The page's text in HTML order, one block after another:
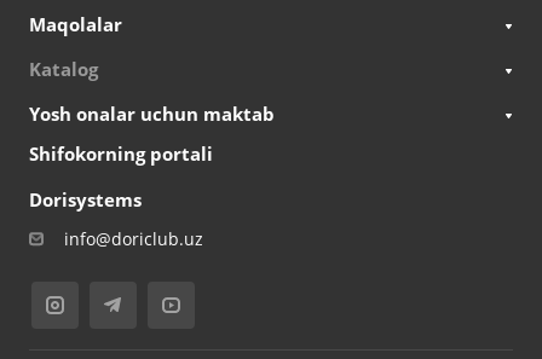
Maqolalar
Katalog
Yosh onalar uchun maktab
Shifokorning portali
Dorisystems
info@doriclub.uz